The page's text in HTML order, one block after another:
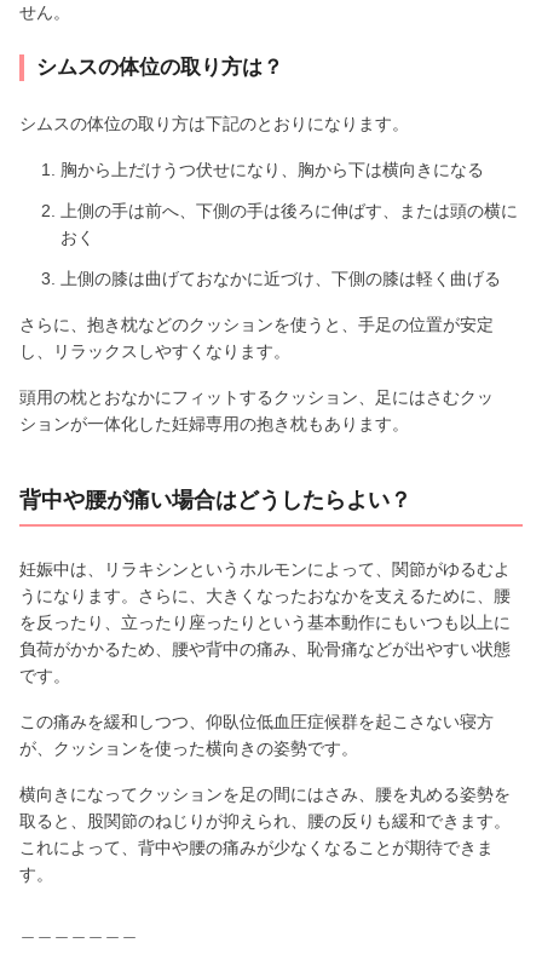
せん。
シムスの体位の取り方は？
シムスの体位の取り方は下記のとおりになります。
胸から上だけうつ伏せになり、胸から下は横向きになる
上側の手は前へ、下側の手は後ろに伸ばす、または頭の横に
おく
上側の膝は曲げておなかに近づけ、下側の膝は軽く曲げる
さらに、抱き枕などのクッションを使うと、手足の位置が安定
し、リラックスしやすくなります。
頭用の枕とおなかにフィットするクッション、足にはさむクッ
ションが一体化した妊婦専用の抱き枕もあります。
背中や腰が痛い場合はどうしたらよい？
妊娠中は、リラキシンというホルモンによって、関節がゆるむよ
うになります。さらに、大きくなったおなかを支えるために、腰
を反ったり、立ったり座ったりという基本動作にもいつも以上に
負荷がかかるため、腰や背中の痛み、恥骨痛などが出やすい状態
です。
この痛みを緩和しつつ、仰臥位低血圧症候群を起こさない寝方
が、クッションを使った横向きの姿勢です。
横向きになってクッションを足の間にはさみ、腰を丸める姿勢を
取ると、股関節のねじりが抑えられ、腰の反りも緩和できます。
これによって、背中や腰の痛みが少なくなることが期待できま
す。